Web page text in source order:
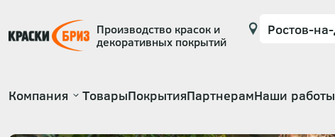
Производство красок и
декоративных покрытий
Основная
Компания ТоварыПокрытияПартнерамНаши работы